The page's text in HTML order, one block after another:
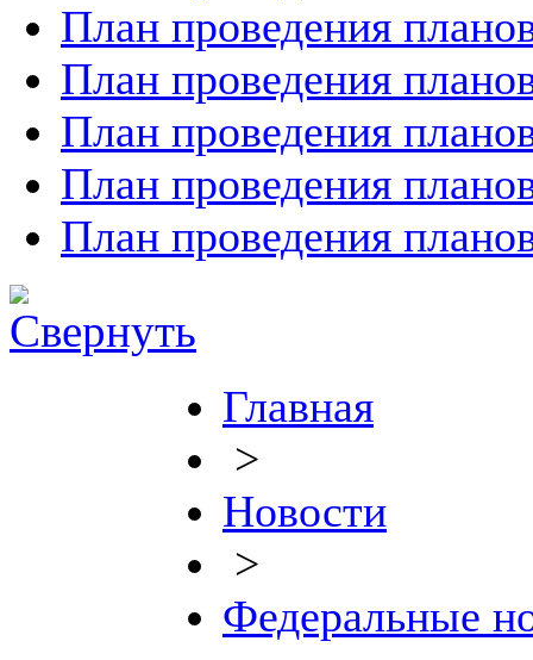
План проведения
План проведения
План проведения
План проведения
План проведения
Главная
>
Новости
>
Федеральные